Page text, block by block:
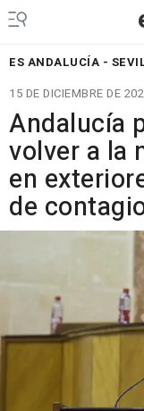
ES ANDALUCÍA -
15 DE DICIEMBRE DE
Andalucía
volver a la
en
de